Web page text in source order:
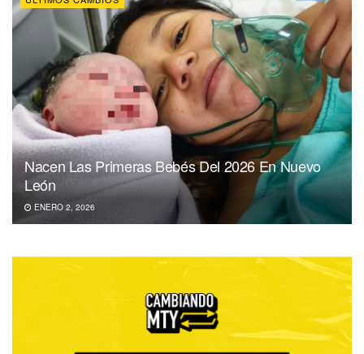
Nacen Las Primeras Bebés Del 2026 En Nuevo
León
ENERO 2, 2026